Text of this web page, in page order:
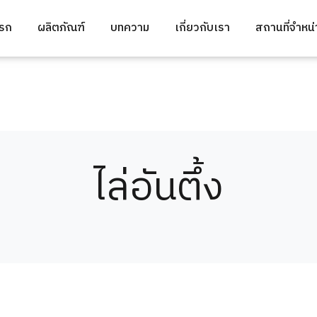
ก ผลิตภัณฑ์ บทความ เกี่ยวกับเรา สถานที่จำห
ไล่อันตึ้ง